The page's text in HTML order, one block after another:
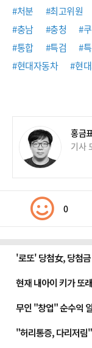
#처분
#최고위원
#충남
#충청 #
#통합
#특검 #
#현대자동차
#현
홍금
기사
0